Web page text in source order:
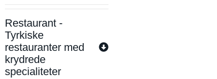
Restaurant -
Tyrkiske
restauranter med
krydrede
specialiteter